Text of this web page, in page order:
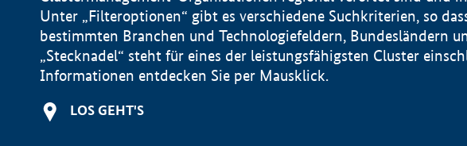
Unter „Filteroptionen“ gibt es verschiedene Suchkriterien, so
bestimmten Branchen und Technologiefeldern, Bundesländern
„Stecknadel“ steht für eines der leistungsfähigsten Cluster
Informationen entdecken Sie per Mausklick.
LOS GEHT'S